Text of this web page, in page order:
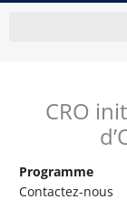
CRO
Programme
Contactez-nous